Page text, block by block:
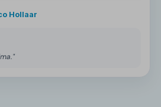
Hollaar